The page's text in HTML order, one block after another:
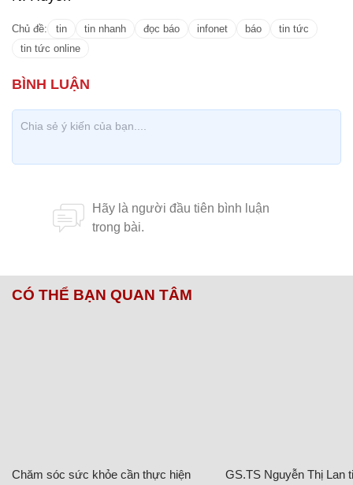
Chủ đề: tin tin nhanh đọc báo infonet báo
tin tức
tin tức online
CÓ THỂ BẠN QUAN TÂM
Chăm sóc sức khỏe cần thực hiện
GS.TS Nguyễn Thị Lan